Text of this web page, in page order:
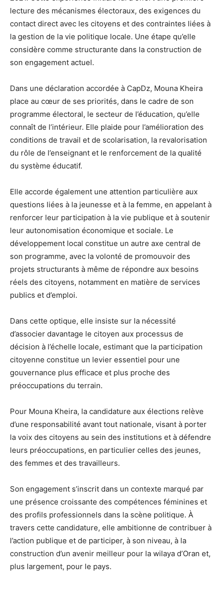
lecture des mécanismes électoraux, des exigences du
contact direct avec les citoyens et des contraintes liées à
la gestion de la vie politique locale. Une étape qu’elle
considère comme structurante dans la construction de
son engagement actuel.
Dans une déclaration accordée à CapDz, Mouna Kheira
place au cœur de ses priorités, dans le cadre de son
programme électoral, le secteur de l’éducation, qu’elle
connaît de l’intérieur. Elle plaide pour l’amélioration des
conditions de travail et de scolarisation, la revalorisation
du rôle de l’enseignant et le renforcement de la qualité
du système éducatif.
Elle accorde également une attention particulière aux
questions liées à la jeunesse et à la femme, en appelant à
renforcer leur participation à la vie publique et à soutenir
leur autonomisation économique et sociale. Le
développement local constitue un autre axe central de
son programme, avec la volonté de promouvoir des
projets structurants à même de répondre aux besoins
réels des citoyens, notamment en matière de services
publics et d’emploi.
Dans cette optique, elle insiste sur la nécessité
d’associer davantage le citoyen aux processus de
décision à l’échelle locale, estimant que la participation
citoyenne constitue un levier essentiel pour une
gouvernance plus efficace et plus proche des
préoccupations du terrain.
Pour Mouna Kheira, la candidature aux élections relève
d’une responsabilité avant tout nationale, visant à porter
la voix des citoyens au sein des institutions et à défendre
leurs préoccupations, en particulier celles des jeunes,
des femmes et des travailleurs.
Son engagement s’inscrit dans un contexte marqué par
une présence croissante des compétences féminines et
des profils professionnels dans la scène politique. À
travers cette candidature, elle ambitionne de contribuer à
l’action publique et de participer, à son niveau, à la
construction d’un avenir meilleur pour la wilaya d’Oran et,
plus largement, pour le pays.